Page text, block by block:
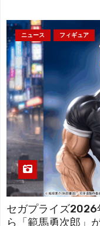
ニュース フィギュア
セガプライズ2026
ら「範馬勇次郎」